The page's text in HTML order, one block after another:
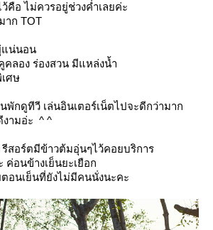
คือ ไม่ควรอยู่ช่วงค่ำเลยค่ะ
ก TOT
แน่นอน
ลอง ร่องสวน มีแหล่งน้ำ
ศษ
พักดูทีวี เล่นอินเตอร์เน็ตไปจะดีกว่ามาก
งามอ่ะ ^ ^
สอร์ตมีข้าวต้มอุ่นๆไว้คอยบริการ
ค่อนข้างเย็นยะเยือก
อนเย็นที่ยังไม่มีคนนั่งนะคะ